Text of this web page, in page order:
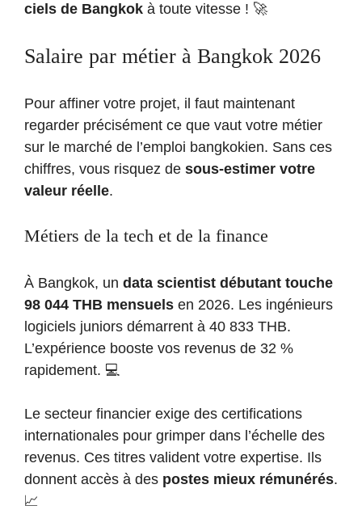
ciels de Bangkok à toute vitesse ! 🚀
Salaire par métier à Bangkok 2026
Pour affiner votre projet, il faut maintenant
regarder précisément ce que vaut votre métier
sur le marché de l’emploi bangkokien. Sans ces
chiffres, vous risquez de sous-estimer votre
valeur réelle.
Métiers de la tech et de la finance
À Bangkok, un data scientist débutant touche
98 044 THB mensuels en 2026. Les ingénieurs
logiciels juniors démarrent à 40 833 THB.
L’expérience booste vos revenus de 32 %
rapidement. 💻
Le secteur financier exige des certifications
internationales pour grimper dans l’échelle des
revenus. Ces titres valident votre expertise. Ils
donnent accès à des postes mieux rémunérés.
📈